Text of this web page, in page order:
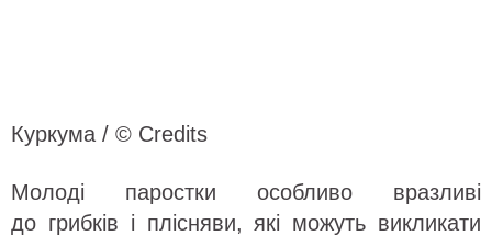
Куркума / © Credits
Молоді паростки особливо вразливі
до грибків і плісняви, які можуть викликати